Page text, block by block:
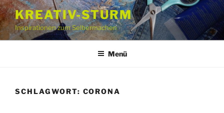
Zum
Inhalt
springen
KREATIV-STURM
Inspirationen zum Selbermachen
Menü
SCHLAGWORT: CORONA